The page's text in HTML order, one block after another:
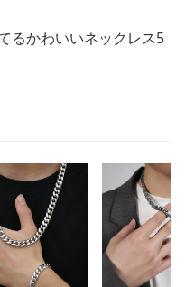
るかわいいネックレス5